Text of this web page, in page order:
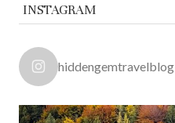
INSTAGRAM
hiddengemtravelblog